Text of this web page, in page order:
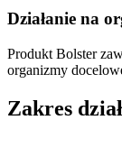
Działanie na
Produkt Bolster
organizmy
Zakres